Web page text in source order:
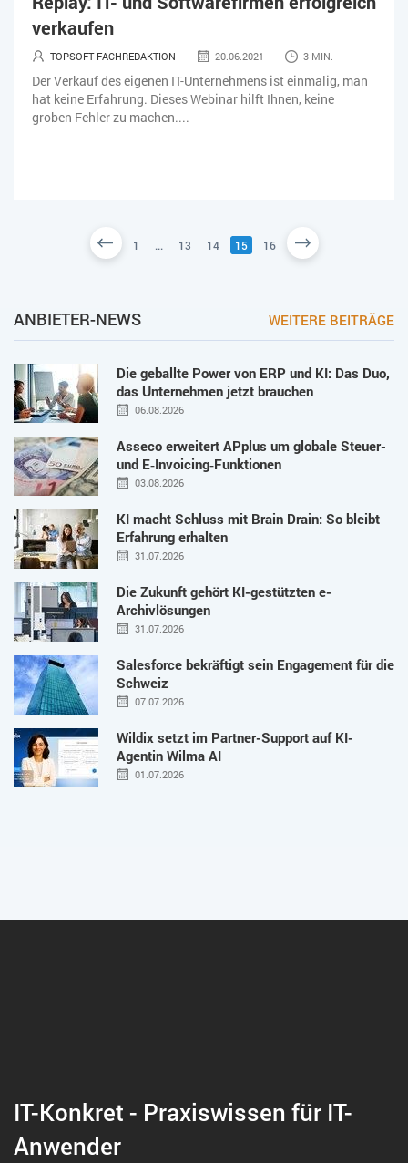
verkaufen
TOPSOFT FACHREDAKTION 20.06.2021 3 MIN.
Der Verkauf des eigenen IT-Unternehmens ist einmalig, man
hat keine Erfahrung. Dieses Webinar hilft Ihnen, keine
groben Fehler zu machen....
1 ... 13 14 15 16
ANBIETER-NEWS WEITERE BEITRÄGE
Die geballte Power von ERP und KI: Das Duo,
das Unternehmen jetzt brauchen
06.08.2026
Asseco erweitert APplus um globale Steuer-
und E‑Invoicing‑Funktionen
03.08.2026
KI macht Schluss mit Brain Drain: So bleibt
Erfahrung erhalten
31.07.2026
Die Zukunft gehört KI-gestützten e-
Archivlösungen
31.07.2026
Salesforce bekräftigt sein Engagement für die
Schweiz
07.07.2026
Wildix setzt im Partner-Support auf KI-
Agentin Wilma AI
01.07.2026
IT-Konkret - Praxiswissen für IT-
Anwender